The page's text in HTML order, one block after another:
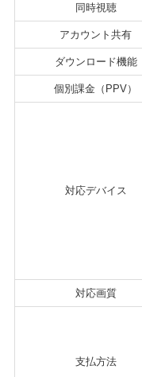
同時視聴
アカウント共有
ダウンロード機能
個別課金（PPV）
対応デバイス
対応画質
支払方法